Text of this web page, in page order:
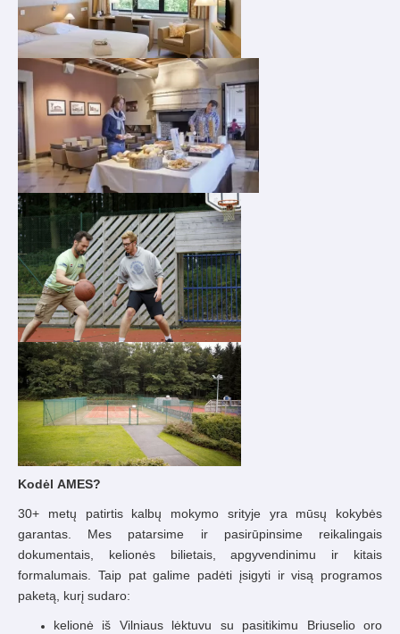
Kodėl AMES?
30+ metų patirtis kalbų mokymo srityje yra mūsų kokybės
garantas. Mes patarsime ir pasirūpinsime reikalingais
dokumentais, kelionės bilietais, apgyvendinimu ir kitais
formalumais. Taip pat galime padėti įsigyti ir visą programos
paketą, kurį sudaro:
kelionė iš Vilniaus lėktuvu su pasitikimu Briuselio oro